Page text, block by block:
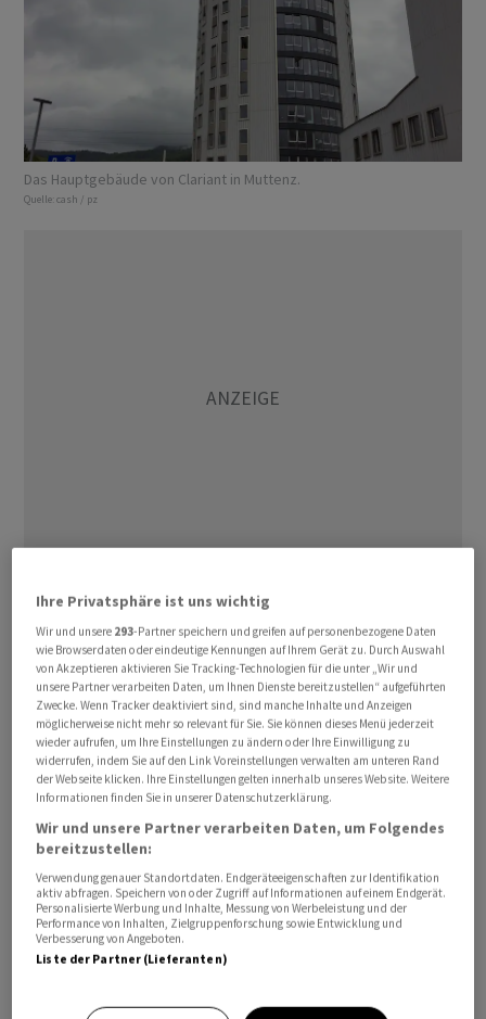
Das Hauptgebäude von Clariant in Muttenz.
Quelle: cash / pz
Spätestens bis zum Jahr 2027 will
von Spezialchemikalien, seine EBITDA-Marge auf 19 bis
21 Prozent verbessern. Gleichzeitig willClariantin
Lokalwährungen um 4 bis 6 Prozent wachsen, teilte das
Unternehmen am Montag im Vorfeld eines
Investorentages in London mit.
Dabei gehe Clariant von einem Marktwachstum von 2 bis
weitere 1,5 Prozent treiben, die geplante
geographische Ausdehnung nach Asien-Pazifik und in
den Nahen Osten um weitere 0,5 Prozent.
Clariant erwartet, dass rund zwei Drittel der
wachstumsgetrieben sind, so das Communiqué weiter.
Ihre Privatsphäre ist uns wichtig
Wir und unsere 293-Partner speichern und greifen auf personenbezogene Daten
wie Browserdaten oder eindeutige Kennungen auf Ihrem Gerät zu. Durch Auswahl
von Akzeptieren aktivieren Sie Tracking-Technologien für die unter „Wir und
unsere Partner verarbeiten Daten, um Ihnen Dienste bereitzustellen“ aufgeführten
Zwecke. Wenn Tracker deaktiviert sind, sind manche Inhalte und Anzeigen
möglicherweise nicht mehr so relevant für Sie. Sie können dieses Menü jederzeit
wieder aufrufen, um Ihre Einstellungen zu ändern oder Ihre Einwilligung zu
widerrufen, indem Sie auf den Link Voreinstellungen verwalten am unteren Rand
der Webseite klicken. Ihre Einstellungen gelten innerhalb unseres Website. Weitere
Informationen finden Sie in unserer Datenschutzerklärung.
Wir und unsere Partner verarbeiten Daten, um Folgendes
bereitzustellen:
Verwendung genauer Standortdaten. Endgeräteeigenschaften zur Identifikation
aktiv abfragen. Speichern von oder Zugriff auf Informationen auf einem Endgerät.
Personalisierte Werbung und Inhalte, Messung von Werbeleistung und der
Performance von Inhalten, Zielgruppenforschung sowie Entwicklung und
Verbesserung von Angeboten.
Liste der Partner (Lieferanten)